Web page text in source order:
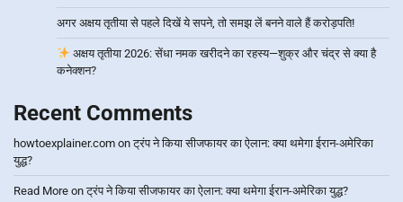
अगर अक्षय तृतीया से पहले दिखें ये सपने, तो समझ लें बनने वाले हैं करोड़पति!
अक्षय तृतीया 2026: सेंधा नमक खरीदने का रहस्य—शुक्र और चंद्र से क्या है
कनेक्शन?
Recent Comments
howtoexplainer.com onट्रंप ने किया सीजफायर का ऐलान: क्या थमेगा ईरान-अमेरिका
युद्ध?
Read More onट्रंप ने किया सीजफायर का ऐलान: क्या थमेगा ईरान-अमेरिका युद्ध?